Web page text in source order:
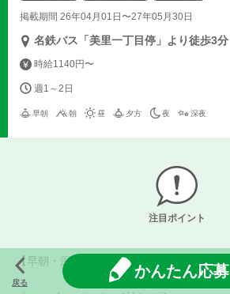
掲載期間 26年04月01日〜27年05月30日
名鉄バス「美里一丁目停」より徒歩3分
時給1140円〜
週1～2日
早朝 朝 昼 夕方 夜 深夜
注目ポイント
【早朝・深夜スタッフ募集】
戻る
かんたん応募